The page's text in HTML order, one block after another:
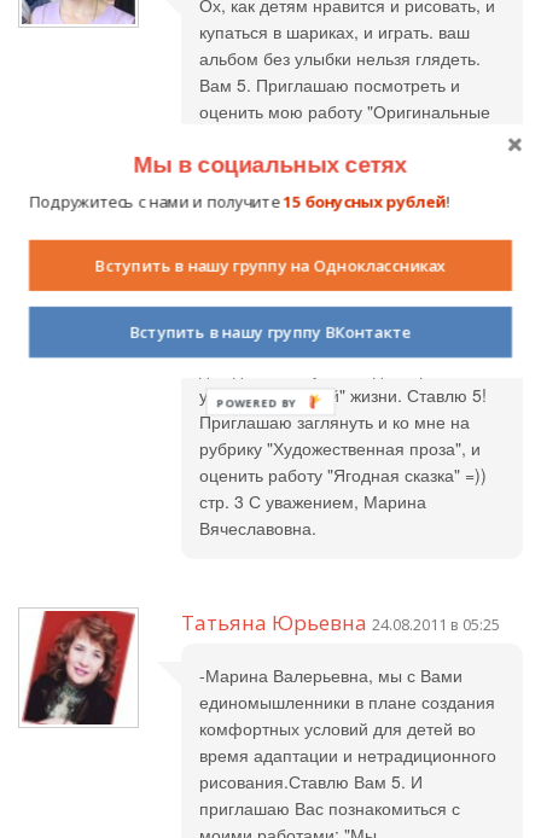
купаться в шариках, и играть. ваш
альбом без улыбки нельзя глядеть.
Вам 5. Приглашаю посмотреть и
оценить мою работу "Оригинальные
конкурсе "Пед.альбом" стр. 21
Марина Вячеславовна 24.08.2011 в
00:06
Вы такая молодец! Это очень важно
условиям "другой" жизни. Ставлю 5!
Приглашаю заглянуть и ко мне на
рубрику "Художественная проза", и
оценить работу "Ягодная сказка" =))
стр. 3 С уважением, Марина
Вячеславовна.
Татьяна Юрьевна 24.08.2011 в 05:25
-Марина Валерьевна, мы с Вами
единомышленники в плане создания
комфортных условий для детей во
время адаптации и нетрадиционного
рисования.Ставлю Вам 5. И
приглашаю Вас познакомиться с
Мы в социальных сетях
Подружитесь с нами и получите15 бонусных рублей!
Вступить в нашу группу на Одноклассниках
Вступить в нашу группу ВКонтакте